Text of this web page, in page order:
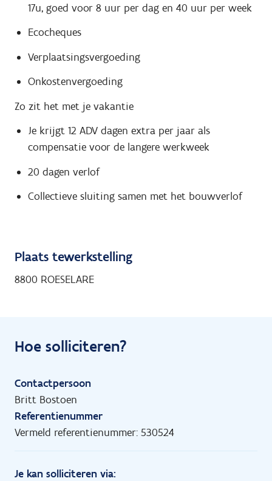
17u, goed voor 8 uur per dag en 40 uur per week
Ecocheques
Verplaatsingsvergoeding
Onkostenvergoeding
Zo zit het met je vakantie
Je krijgt 12 ADV dagen extra per jaar als
compensatie voor de langere werkweek
20 dagen verlof
Collectieve sluiting samen met het bouwverlof
Plaats tewerkstelling
8800 ROESELARE
Hoe solliciteren?
Contactpersoon
Britt Bostoen
Referentienummer
Vermeld referentienummer: 530524
Je kan solliciteren via: